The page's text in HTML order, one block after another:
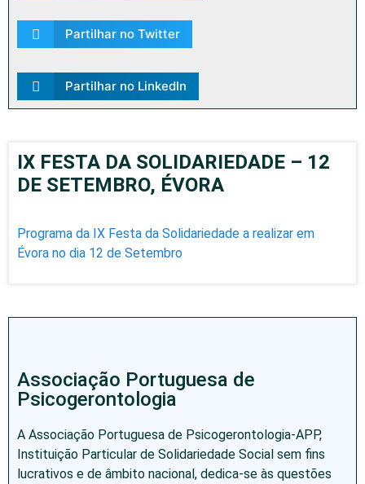
Partilhar no Twitter
Partilhar no LinkedIn
IX FESTA DA SOLIDARIEDADE – 12
DE SETEMBRO, ÉVORA
Programa da IX Festa da Solidariedade a realizar em
Évora no dia 12 de Setembro
Associação Portuguesa de
Psicogerontologia
A Associação Portuguesa de Psicogerontologia-APP,
Instituição Particular de Solidariedade Social sem fins
lucrativos e de âmbito nacional, dedica-se às questões